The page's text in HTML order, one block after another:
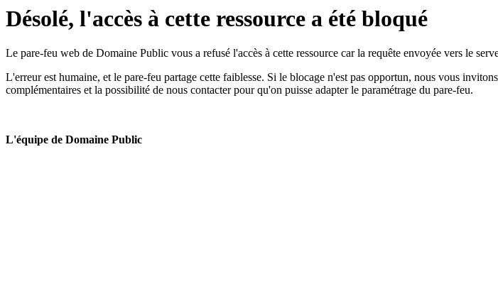
Désolé, l'accès à cette ressource a été bloqué
Le pare-feu web de Domaine Public vous a refusé l'accès à cette ressource car la requête envoyée vers le
L'erreur est humaine, et le pare-feu partage cette faiblesse. Si le blocage n'est pas opportun, nous vous
complémentaires et la possibilité de nous contacter pour qu'on puisse adapter le paramétrage du pare-feu.
L'équipe de Domaine Public